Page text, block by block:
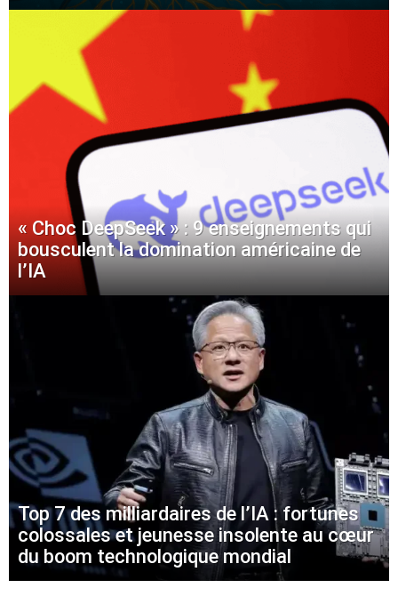
« Choc DeepSeek » : 9 enseignements qui
bousculent la domination américaine de
l’IA
Top 7 des milliardaires de l’IA : fortunes
colossales et jeunesse insolente au cœur
du boom technologique mondial